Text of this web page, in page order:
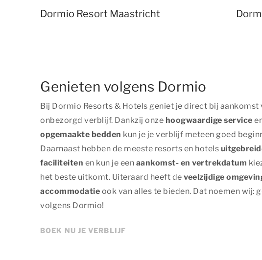
Dormio Resort Maastricht
Genieten volgens Dormio
Bij Dormio Resorts & Hotels geniet je direct bij aankomst
onbezorgd verblijf. Dankzij onze hoogwaardige service
opgemaakte bedden kun je je verblijf meteen goed
Daarnaast hebben de meeste resorts en hotels
faciliteiten en kun je een aankomst- en vertrekdatum
het beste uitkomt. Uiteraard heeft de veelzijdige
accommodatie ook van alles te bieden. Dat noemen wij:
volgens Dormio!
BOEK NU JE VERBLIJF